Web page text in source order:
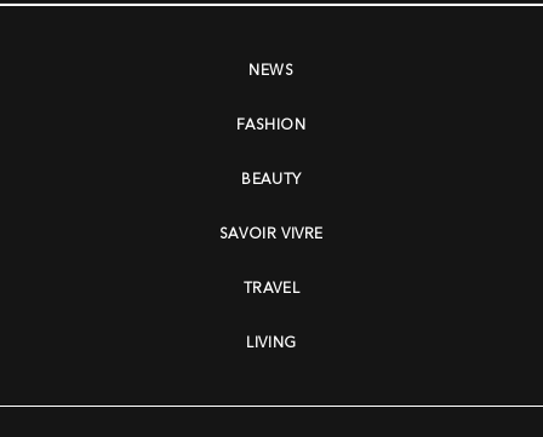
NEWS
FASHION
BEAUTY
SAVOIR VIVRE
TRAVEL
LIVING